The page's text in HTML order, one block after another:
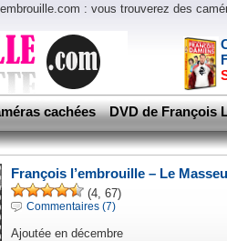
: vous trouverez des
cachées DVD de François
François l’embrouille – Le
(4, 67)
Commentaires (7)
Ajoutée en décembre